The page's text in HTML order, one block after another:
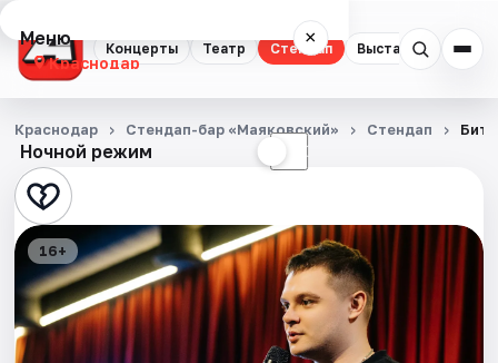
Концерты Театр Стендап Выставки
Меню ×
Краснодар
Концерты
Театр
Стендап
Выставки
Квесты
Ночной режим ☾
Краснодар Стендап-бар «Маяковский» Стендап
16+